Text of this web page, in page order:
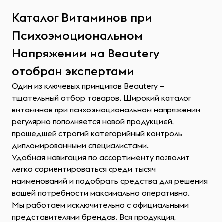
Каталог Витаминов при
Психоэмоциональном
Напряжении на Beautery
отобран экспертами
Один из ключевых принципов Beautery –
тщательный отбор товаров. Широкий каталог
витаминов при психоэмоциональном напряжении
регулярно пополняется новой продукцией,
прошедшей строгий категорийный контроль
дипломированными специалистами.
Удобная навигация по ассортименту позволит
легко сориентироваться среди тысяч
наименований и подобрать средства для решения
вашей потребности максимально оперативно.
Мы работаем исключительно с официальными
представителями брендов. Вся продукция,